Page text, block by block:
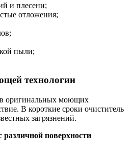
и плесени;
отложения;
пыли;
технологии
оригинальных моющих
В короткие сроки очиститель
загрязнений.
поверхности